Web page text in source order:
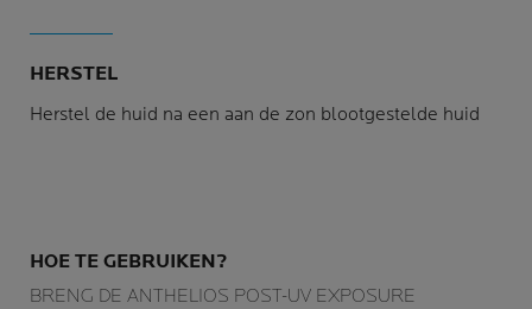
HERSTEL
Herstel de huid na een aan de zon blootgestelde huid
HOE TE GEBRUIKEN?
BRENG DE ANTHELIOS POST-UV EXPOSURE